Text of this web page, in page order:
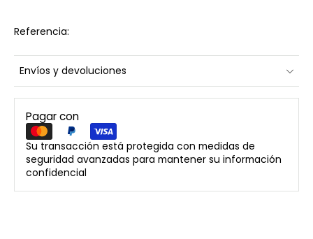
Referencia:
Envíos y devoluciones
Pagar con
Su transacción está protegida con medidas de
seguridad avanzadas para mantener su información
confidencial